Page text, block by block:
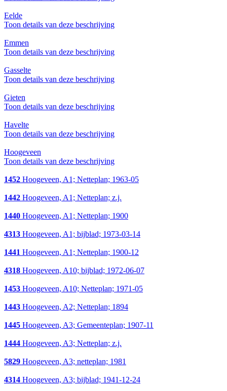
Eelde
Toon details van deze beschrijving
Emmen
Toon details van deze beschrijving
Gasselte
Toon details van deze beschrijving
Gieten
Toon details van deze beschrijving
Havelte
Toon details van deze beschrijving
Hoogeveen
Toon details van deze beschrijving
1452 Hoogeveen, A1; Netteplan; 1963-05
1442 Hoogeveen, A1; Netteplan; z.j.
1440 Hoogeveen, A1; Netteplan; 1900
4313 Hoogeveen, A1; bijblad; 1973-03-14
1441 Hoogeveen, A1; Netteplan; 1900-12
4318 Hoogeveen, A10; bijblad; 1972-06-07
1453 Hoogeveen, A10; Netteplan; 1971-05
1443 Hoogeveen, A2; Netteplan; 1894
1445 Hoogeveen, A3; Gemeenteplan; 1907-11
1444 Hoogeveen, A3; Netteplan; z.j.
5829 Hoogeveen, A3; netteplan; 1981
4314 Hoogeveen, A3; bijblad; 1941-12-24